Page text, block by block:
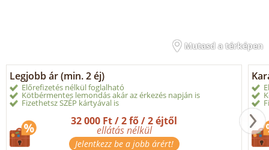
Mutasd a térképen
Legjobb ár (min. 2 éj)
Előrefizetés nélkül foglalható
Kötbérmentes lemondás akár az érkezés napján is
Fizethetsz SZÉP kártyával is
32 000 Ft / 2 fő / 2 éjtől
ellátás nélkül
Jelentkezz be a jobb árért!